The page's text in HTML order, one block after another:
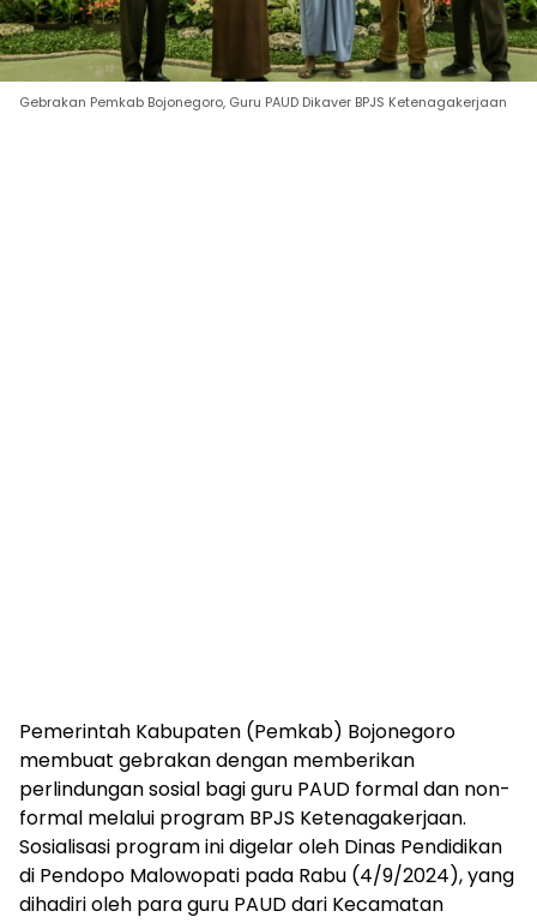
Gebrakan Pemkab Bojonegoro, Guru PAUD Dikaver BPJS Ketenagakerjaan
Pemerintah Kabupaten (Pemkab) Bojonegoro
membuat gebrakan dengan memberikan
perlindungan sosial bagi guru PAUD formal dan non-
formal melalui program BPJS Ketenagakerjaan.
Sosialisasi program ini digelar oleh Dinas Pendidikan
di Pendopo Malowopati pada Rabu (4/9/2024), yang
dihadiri oleh para guru PAUD dari Kecamatan